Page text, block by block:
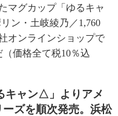
マグカップ「ゆるキャ
ン・土岐綾乃／1,760
オンラインショップで
価格全て税10％込
キャン△」よりアメ
ズを順次発売。浜松